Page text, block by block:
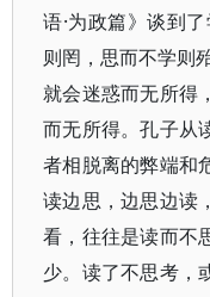
语·为政篇》谈到
则罔，思而不学则
就会迷惑而无所得
而无所得。孔子从
者相脱离的弊端和
读边思，边思边读
看，往往是读而不
少。读了不思考，